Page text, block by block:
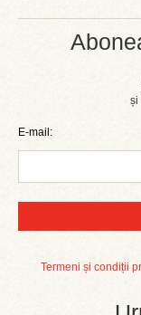
și
E-mail:
Termeni și condiții